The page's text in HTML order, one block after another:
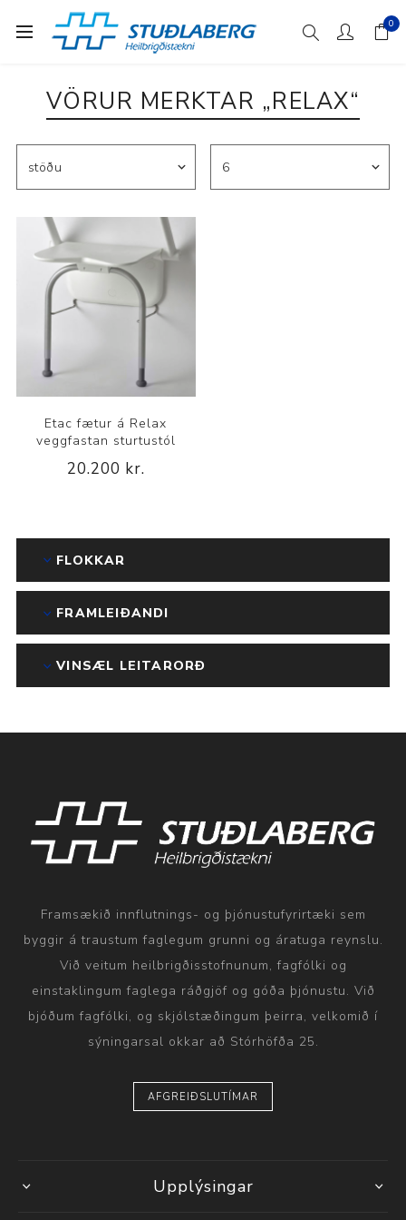
0
VÖRUR MERKTAR „RELAX“
Etac fætur á Relax
veggfastan sturtustól
20.200 kr.
FLOKKAR
FRAMLEIÐANDI
VINSÆL LEITARORÐ
Framsækið innflutnings- og þjónustufyrirtæki sem
byggir á traustum faglegum grunni og áratuga reynslu.
Við veitum heilbrigðisstofnunum, fagfólki og
einstaklingum faglega ráðgjöf og góða þjónustu. Við
bjóðum fagfólki, og skjólstæðingum þeirra, velkomið í
sýningarsal okkar að Stórhöfða 25.
AFGREIÐSLUTÍMAR
Upplýsingar